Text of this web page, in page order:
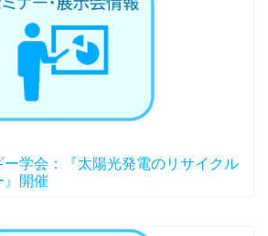
ー学会：『太陽光発電のリサイクル
』開催